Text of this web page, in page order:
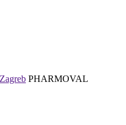
PHARMOVAL